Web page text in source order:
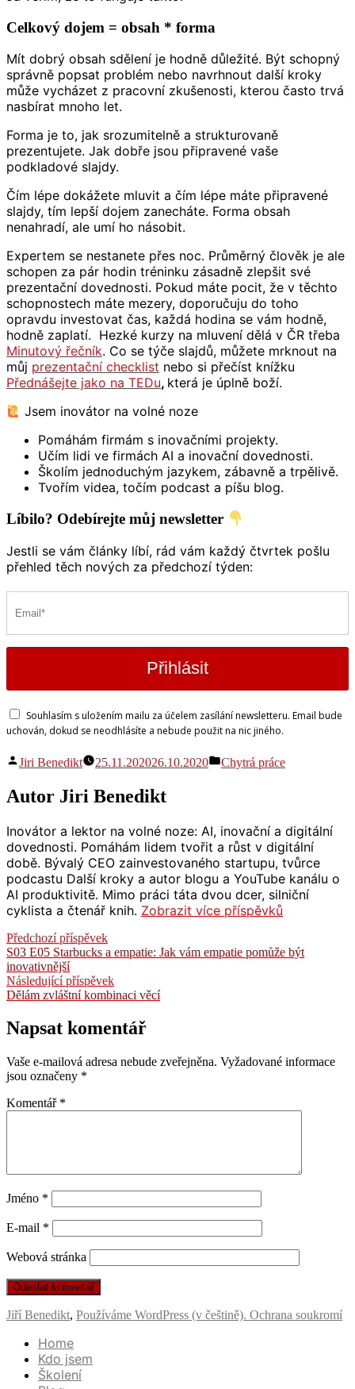
Celkový dojem = obsah * forma
Mít dobrý obsah sdělení je hodně důležité. Být schopný
správně popsat problém nebo navrhnout další kroky
může vycházet z pracovní zkušenosti, kterou často trvá
nasbírat mnoho let.
Forma je to, jak srozumitelně a strukturovaně
prezentujete. Jak dobře jsou připravené vaše
podkladové slajdy.
Čím lépe dokážete mluvit a čím lépe máte připravené
slajdy, tím lepší dojem zanecháte. Forma obsah
nenahradí, ale umí ho násobit.
Expertem se nestanete přes noc. Průměrný člověk je ale
schopen za pár hodin tréninku zásadně zlepšit své
prezentační dovednosti. Pokud máte pocit, že v těchto
schopnostech máte mezery, doporučuju do toho
opravdu investovat čas, každá hodina se vám hodně,
hodně zaplatí. Hezké kurzy na mluvení dělá v ČR třeba
Minutový řečník. Co se týče slajdů, můžete mrknout na
můj prezentační checklist nebo si přečíst knížku
Přednášejte jako na TEDu, která je úplně boží.
Jsem inovátor na volné noze
Pomáhám firmám s inovačními projekty.
Učím lidi ve firmách AI a inovační dovednosti.
Školím jednoduchým jazykem, zábavně a trpělivě.
Tvořím videa, točím podcast a píšu blog.
Líbilo? Odebírejte můj newsletter
Jestli se vám články líbí, rád vám každý čtvrtek pošlu
přehled těch nových za předchozí týden:
Přihlásit
Souhlasím s uložením mailu za účelem zasílání newsletteru. Email bude
uchován, dokud se neodhlásíte a nebude použit na nic jiného.
Autor
Jiri Benedikt 25.11.202026.10.2020
Publikováno
Chytrá práce
Autor Jiri Benedikt
Inovátor a lektor na volné noze: AI, inovační a digitální
dovednosti. Pomáhám lidem tvořit a růst v digitální
době. Bývalý CEO zainvestovaného startupu, tvůrce
podcastu Další kroky a autor blogu a YouTube kanálu o
AI produktivitě. Mimo práci táta dvou dcer, silniční
cyklista a čtenář knih. Zobrazit více příspěvků
Navigace
pro
příspěvek
Předchozí příspěvekPředchozí
příspěvek:
S03 E05 Starbucks a empatie: Jak vám empatie pomůže být
inovativnější
Následující příspěvekNásledující
příspěvek:
Dělám zvláštní kombinaci věcí
Napsat komentář
Vaše e-mailová adresa nebude zveřejněna. Vyžadované informace
jsou označeny *
Komentář *
Jméno *
E-mail *
Webová stránka
Jiří Benedikt, Používáme WordPress (v češtině). Ochrana soukromí
Home
Kdo jsem
Školení